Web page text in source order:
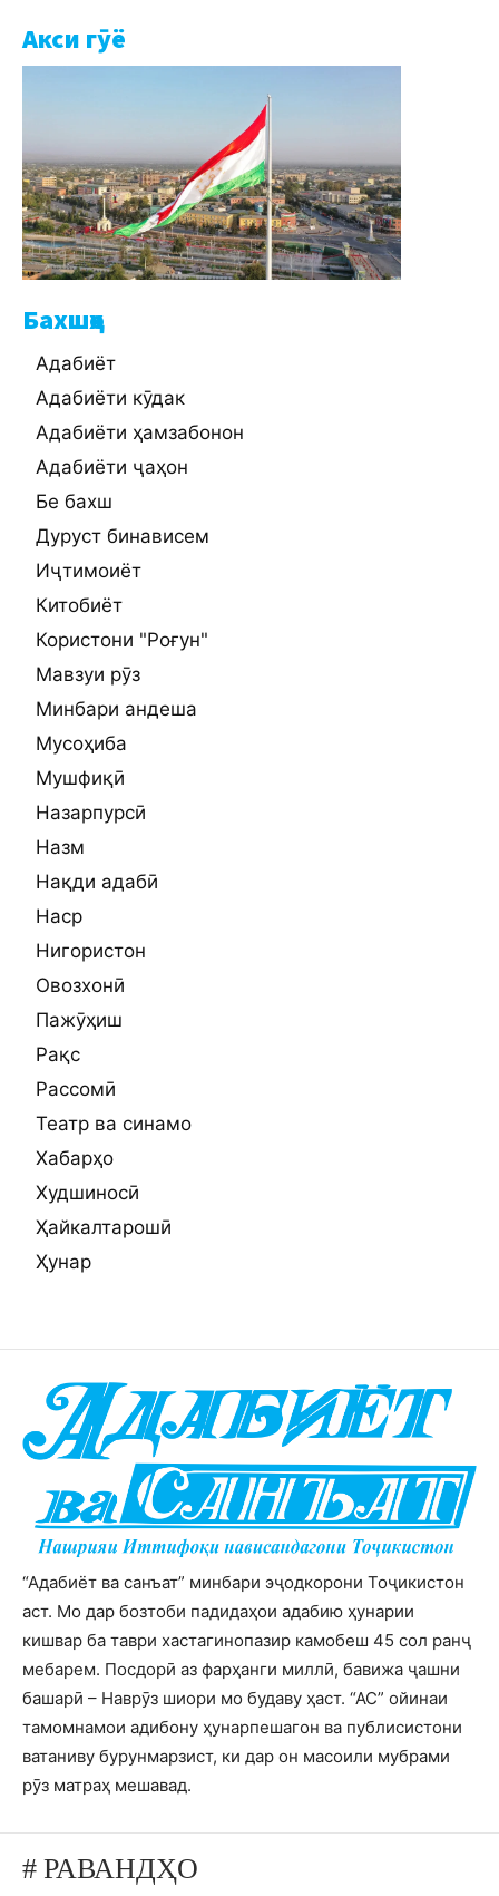
Акси гӯё
Бахшҳо
Адабиёт
Адабиёти кӯдак
Адабиёти ҳамзабонон
Адабиёти ҷаҳон
Бе бахш
Дуруст бинависем
Иҷтимоиёт
Китобиёт
Користони "Роғун"
Мавзуи рӯз
Минбари андеша
Мусоҳиба
Мушфиқӣ
Назарпурсӣ
Назм
Нақди адабӣ
Наср
Нигористон
Овозхонӣ
Пажӯҳиш
Рақс
Рассомӣ
Театр ва синамо
Хабарҳо
Худшиносӣ
Ҳайкалтарошӣ
Ҳунар
“Адабиёт ва санъат” минбари эҷодкорони Тоҷикистон
аст. Мо дар бозтоби падидаҳои адабию ҳунарии
кишвар ба таври хастагинопазир камобеш 45 сол ранҷ
мебарем. Посдорӣ аз фарҳанги миллӣ, бавижа ҷашни
башарӣ – Наврӯз шиори мо будаву ҳаст. “АС” ойинаи
тамомнамои адибону ҳунарпешагон ва публисистони
ватаниву бурунмарзист, ки дар он масоили мубрами
рӯз матраҳ мешавад.
# РАВАНДҲО